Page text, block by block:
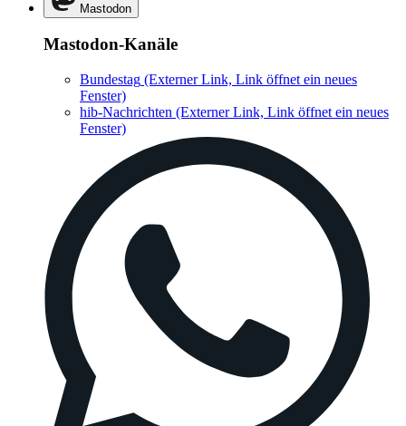
Mastodon
Mastodon-Kanäle
Bundestag (Externer Link, Link öffnet ein neues
Fenster)
hib-Nachrichten (Externer Link, Link öffnet ein neues
Fenster)